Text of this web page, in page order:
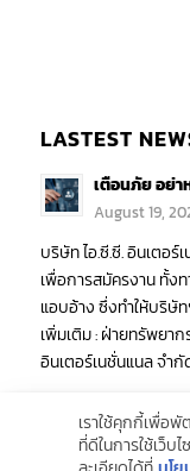
LASTEST
เตือนภัย อย่
August 19,
บริษัท ไอ.ซี.ซี. อินเตอร์
เพื่อการสมัครงาน ทั้ง
แอบอ้าง ซึ่งทำให้บริษั
เพิ่มเติม : ฝ่ายทรัพยา
อินเตอร์เนชั่นแนล จำ
เราใช้คุกกี้เพื่อ
ที่ดีในการใช้เว็